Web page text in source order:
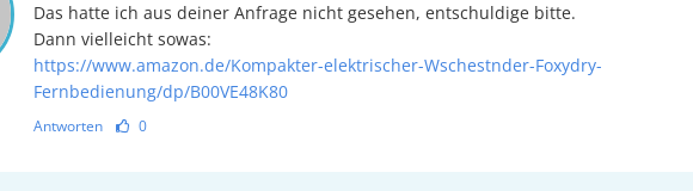
Das hatte ich aus deiner Anfrage nicht gesehen, entschuldige bitte.
Dann vielleicht sowas:
https://www.amazon.de/Kompakter-elektrischer-Wschestnder-Foxydry-
Fernbedienung/dp/B00VE48K80
Antworten 0